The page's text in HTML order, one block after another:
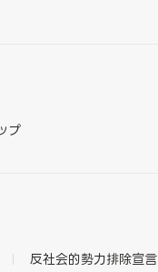
プ
反社会的勢力排除宣言